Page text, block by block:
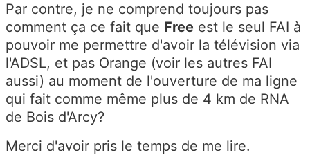
Par contre, je ne comprend toujours pas
comment ça ce fait que Free est le seul FAI à
pouvoir me permettre d'avoir la télévision via
l'ADSL, et pas Orange (voir les autres FAI
aussi) au moment de l'ouverture de ma ligne
qui fait comme même plus de 4 km de RNA
de Bois d'Arcy?
Merci d'avoir pris le temps de me lire.